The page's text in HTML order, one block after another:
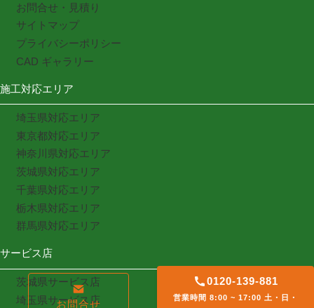
お問合せ・見積り
サイトマップ
プライバシーポリシー
CAD ギャラリー
施工対応エリア
埼玉県対応エリア
東京都対応エリア
神奈川県対応エリア
茨城県対応エリア
千葉県対応エリア
栃木県対応エリア
群馬県対応エリア
サービス店
茨城県サービス店
埼玉県サービス店
お問合せ
0120-139-881
営業時間 8:00 ~ 17:00 土・日・